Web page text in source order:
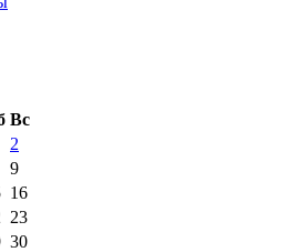
Вс
2
9
16
23
30